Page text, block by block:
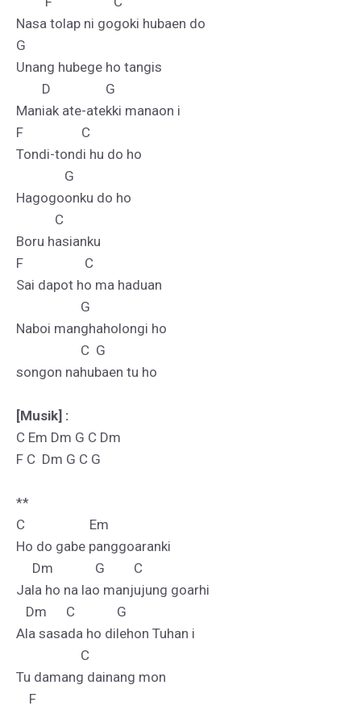
Nasa tolap ni gogoki hubaen do
G
Unang hubege ho tangis
Maniak ate-atekki manaon i
F                  C
Tondi-tondi hu do ho
Hagogoonku do ho
Boru hasianku
F                   C
Sai dapot ho ma haduan
Naboi manghaholongi ho
songon nahubaen tu ho
[Musik] :
C Em Dm G C Dm
F C  Dm G C G
**
C                    Em
Ho do gabe panggoaranki
Jala ho na lao manjujung goarhi
Ala sasada ho dilehon Tuhan i
Tu damang dainang mon